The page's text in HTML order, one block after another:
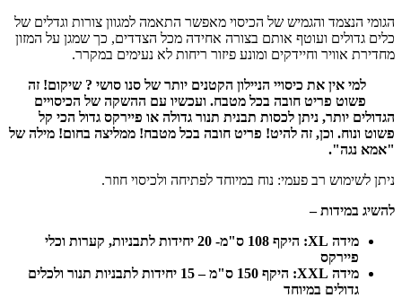
הגומי הנצמד והגמיש של הכיסוי מאפשר התאמה למגוון צורות וגדלים של
כלים גדולים ועוטף אותם בצורה אחידה מכל הצדדים, כך שמגן על המזון
מחדירת אוויר וחיידקים ומונע פיזור ריחות לא נעימים במקרר.
למי אין את כיסויי הניילון הקטנים יותר של סנו סושי ? שיקום! זה
פשוט פריט חובה בכל מטבח. ועכשיו עם ההשקה של הכיסויים
הגדולים יותר, ניתן לכסות תבנית תנור גדולה או פיירקס גדול הכי קל
פשוט ונוח. וכן, זה להיט! פריט חובה בכל מטבח! ממליצה בחום! מילה של
"אמא נגה".
ניתן לשימוש רב פעמי: נוח במיוחד לפתיחה ולכיסוי חוזר.
להשיג במידות –
מידה XL: היקף 108
ס"מ- 20 יחידות לתבניות, קערות וכלי
פיירקס
מידה XXL
: היקף 150 ס"מ – 15 יחידות לתבניות תנור ולכלים
גדולים במיוחד